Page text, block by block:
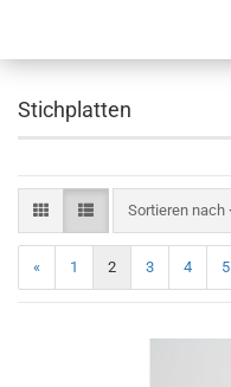
Stichplatten
Sortieren nach
« 1 2 3 4 5